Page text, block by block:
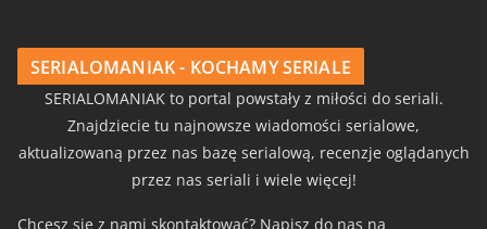
SERIALOMANIAK - KOCHAMY SERIALE
SERIALOMANIAK to portal powstały z miłości do seriali.
Znajdziecie tu najnowsze wiadomości serialowe,
aktualizowaną przez nas bazę serialową, recenzje oglądanych
przez nas seriali i wiele więcej!
Chcesz się z nami skontaktować? Napisz do nas na